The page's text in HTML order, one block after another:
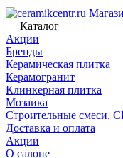
Каталог
Акции
Бренды
Керамическая плитка
Керамогранит
Клинкерная плитка
Мозаика
Строительные смеси,
Доставка и оплата
Акции
О салоне